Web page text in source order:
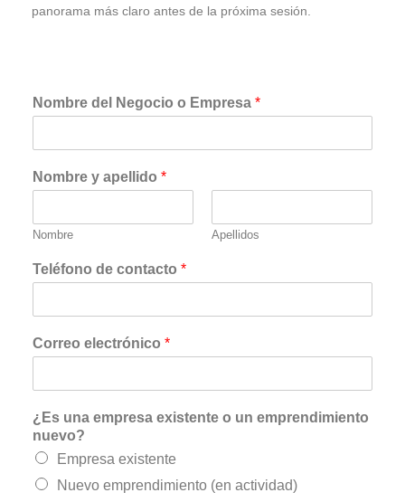
panorama más claro antes de la próxima sesión.
Nombre del Negocio o Empresa *
Nombre y apellido *
Nombre Apellidos
Teléfono de contacto *
Correo electrónico *
¿Es una empresa existente o un emprendimiento
nuevo?
Empresa existente
Nuevo emprendimiento (en actividad)